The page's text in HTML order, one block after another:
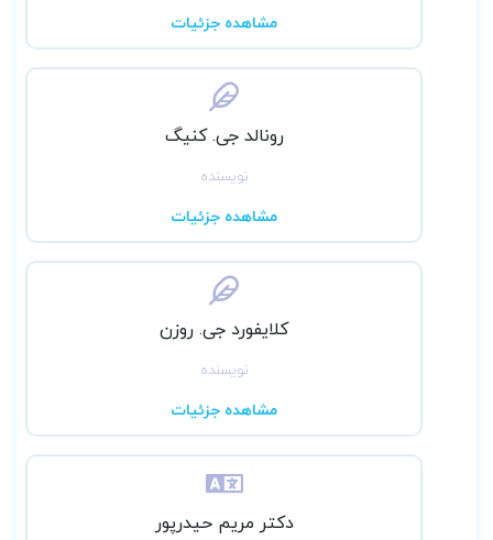
مشاهده جزئیات
رونالد جی. کنیگ
نویسنده
مشاهده جزئیات
کلایفورد جی. روزن
نویسنده
مشاهده جزئیات
دکتر مریم حیدرپور